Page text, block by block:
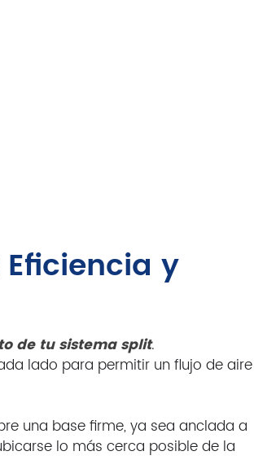
y
de tu sistema split.
lado para permitir un flujo de aire
una base firme, ya sea anclada a
lo más cerca posible de la